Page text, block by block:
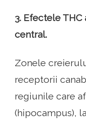
3. Efectele
central.
Zonele
receptorii
regiunile care
(hipocampus),